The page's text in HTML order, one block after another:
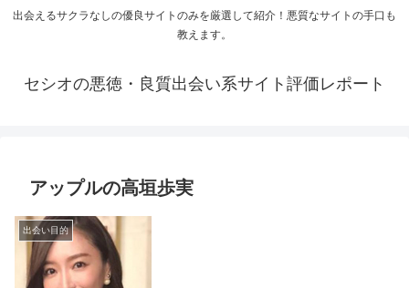
出会えるサクラなしの優良サイトのみを厳選して紹介！悪質なサイトの手口も
教えます。
セシオの悪徳・良質出会い系サイト評価レポート
アップルの高垣歩実
出会い目的